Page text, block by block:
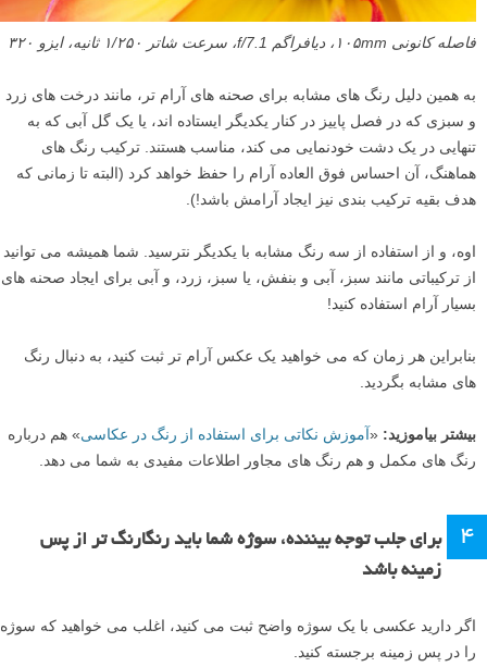
فاصله کانونی ۱۰۵mm، دیافراگم f/7.1، سرعت شاتر ۱/۲۵۰ ثانیه، ایزو ۳۲۰
به همین دلیل رنگ های مشابه برای صحنه های آرام تر، مانند درخت های زرد
و سبزی که در فصل پاییز در کنار یکدیگر ایستاده اند، یا یک گل آبی که به
تنهایی در یک دشت خودنمایی می کند، مناسب هستند. ترکیب رنگ های
هماهنگ، آن احساس فوق العاده آرام را حفظ خواهد کرد (البته تا زمانی که
هدف بقیه ترکیب بندی نیز ایجاد آرامش باشد!).
اوه، و از استفاده از سه رنگ مشابه با یکدیگر نترسید. شما همیشه می توانید
از ترکیباتی مانند سبز، آبی و بنفش، یا سبز، زرد، و آبی برای ایجاد صحنه های
بسیار آرام استفاده کنید!
بنابراین هر زمان که می خواهید یک عکس آرام تر ثبت کنید، به دنبال رنگ
های مشابه بگردید.
بیشتر بیاموزید: «آموزش نکاتی برای استفاده از رنگ در عکاسی» هم درباره
رنگ های مکمل و هم رنگ های مجاور اطلاعات مفیدی به شما می دهد.
۴
برای جلب توجه بیننده، سوژه شما باید رنگارنگ تر از پس
زمینه باشد
اگر دارید عکسی با یک سوژه واضح ثبت می کنید، اغلب می خواهید که سوژه
را در پس زمینه برجسته کنید.